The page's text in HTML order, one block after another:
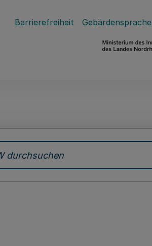
Barrierefreiheit Gebärdensprache